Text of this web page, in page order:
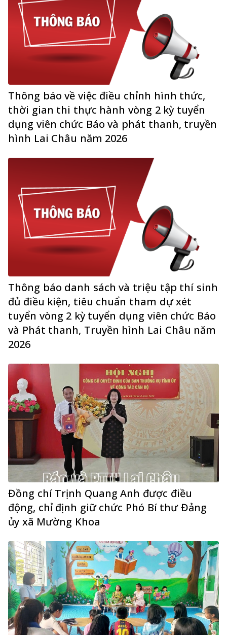
Thông báo về việc điều chỉnh hình thức,
thời gian thi thực hành vòng 2 kỳ tuyển
dụng viên chức Báo và phát thanh, truyền
hình Lai Châu năm 2026
Thông báo danh sách và triệu tập thí sinh
đủ điều kiện, tiêu chuẩn tham dự xét
tuyển vòng 2 kỳ tuyển dụng viên chức Báo
và Phát thanh, Truyền hình Lai Châu năm
2026
Đồng chí Trịnh Quang Anh được điều
động, chỉ định giữ chức Phó Bí thư Đảng
ủy xã Mường Khoa